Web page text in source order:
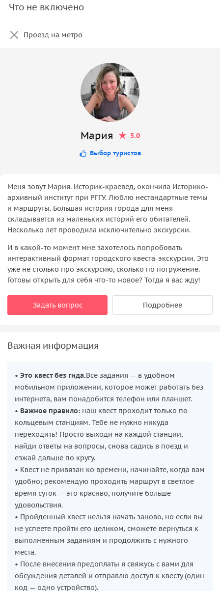
Что не включено
Проезд на метро
Мария 5.0
Выбор туристов
Меня зовут Мария. Историк-краевед, окончила Историко-
архивный институт при РГГУ. Люблю нестандартные темы
и маршруты. Большая история города для меня
складывается из маленьких историй его обитателей.
Несколько лет проводила исключительно экскурсии.
И в какой-то момент мне захотелось попробовать
интерактивный формат городского квеста-экскурсии. Это
уже не столько про экскурсию, сколько по погружение.
Готовы открыть для себя что-то новое? Тогда я вас жду!
Задать вопрос Подробнее
Важная информация
• Это квест без гида.Все задания — в удобном
мобильном приложении, которое может работать без
интернета, вам понадобится телефон или планшет.
• Важное правило: наш квест проходит только по
кольцевым станциям. Тебе не нужно никуда
переходить! Просто выходи на каждой станции,
найди ответы на вопросы, снова садись в поезд и
езжай дальше по кругу.
• Квест не привязан ко времени, начинайте, когда вам
удобно; рекомендую проходить маршрут в светлое
время суток — это красиво, получите больше
удовольствия.
• Пройденный квест нельзя начать заново, но если вы
не успеете пройти его целиком, сможете вернуться к
выполненным заданиям и продолжить с нужного
места.
• После внесения предоплаты я свяжусь с вами для
обсуждения деталей и отправлю доступ к квесту (один
код — одно устройство).